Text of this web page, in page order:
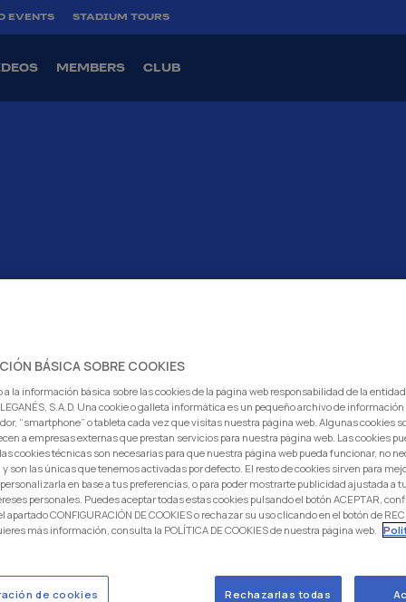
EVENTS STADIUM TOURS
MEMBERS CLUB
BÁSICA SOBRE COOKIES
a la información básica sobre las cookies de la página web responsabilidad de la
LEGANÉS, S.A.D. Una cookie o galleta informática es un pequeño archivo de
“smartphone” o tableta cada vez que visitas nuestra página web. Algunas cookies
a empresas externas que prestan servicios para nuestra página web. Las cookies
cookies técnicas son necesarias para que nuestra página web pueda funcionar, no
son las únicas que tenemos activadas por defecto. El resto de cookies sirven para
en base a tus preferencias, o para poder mostrarte publicidad ajustada a
personales. Puedes aceptar todas estas cookies pulsando el botón ACEPTAR,
apartado CONFIGURACIÓN DE COOKIES o rechazar su uso clicando en el botón de
más información, consulta la POLÍTICA DE COOKIES de nuestra página web.
Rechazarlas todas
de cookies